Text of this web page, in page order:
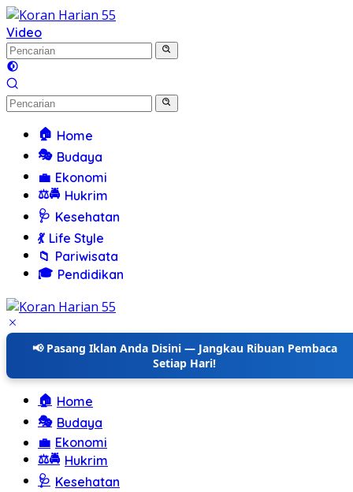
Langsung
ke
konten
Video
🏠 Home
🎭 Budaya
💼 Ekonomi
⚖️🚔 Hukrim
🩺 Kesehatan
💃 Life Style
📁 Pariwisata
🎓 Pendidikan
📢 Pasang Iklan Anda Disini — Jangkau Ribuan Pembaca
Setiap Hari!
🏠 Home
🎭 Budaya
💼 Ekonomi
⚖️🚔 Hukrim
🩺 Kesehatan